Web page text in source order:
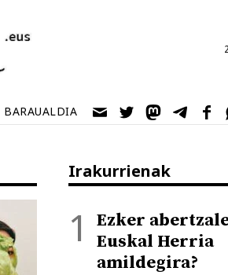
BARAUALDIA
Irakurrienak
Ezker
Euskal Herria
amildegira?